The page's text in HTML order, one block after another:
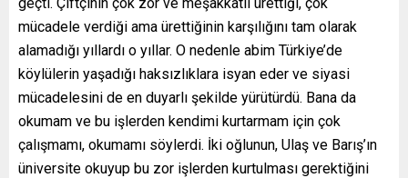
mücadele verdiği ama ürettiğinin karşılığını tam olarak
alamadığı yıllardı o yıllar. O nedenle abim Türkiye’de
köylülerin yaşadığı haksızlıklara isyan eder ve siyasi
mücadelesini de en duyarlı şekilde yürütürdü. Bana da
okumam ve bu işlerden kendimi kurtarmam için çok
çalışmamı, okumamı söylerdi. İki oğlunun, Ulaş ve Barış’ın
üniversite okuyup bu zor işlerden kurtulması gerektiğini